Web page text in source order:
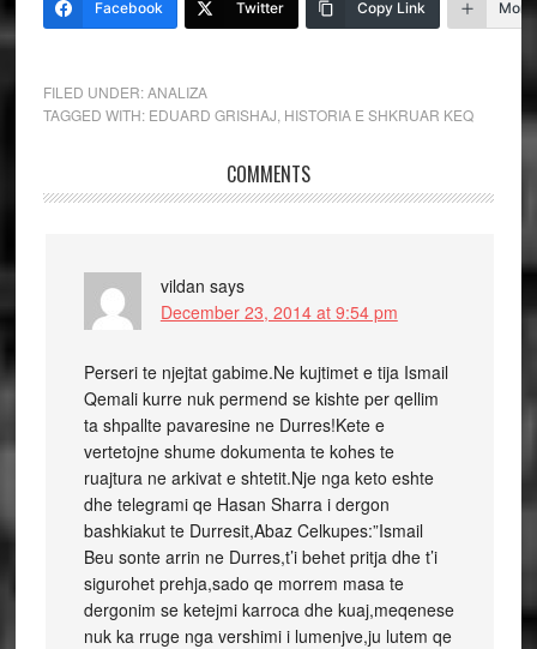
Facebook Twitter Copy Link More
FILED UNDER:ANALIZA
TAGGED WITH: EDUARD GRISHAJ HISTORIA E SHKRUAR KEQ
COMMENTS
vildan says
December 23, 2014 at 9:54 pm
Perseri te njejtat gabime.Ne kujtimet e tija Ismail
Qemali kurre nuk permend se kishte per qellim
ta shpallte pavaresine ne Durres!Kete e
vertetojne shume dokumenta te kohes te
ruajtura ne arkivat e shtetit.Nje nga keto eshte
dhe telegrami qe Hasan Sharra i dergon
bashkiakut te Durresit,Abaz Celkupes:”Ismail
Beu sonte arrin ne Durres,t’i behet pritja dhe t’i
sigurohet prehja,sado qe morrem masa te
dergonim se ketejmi karroca dhe kuaj,meqenese
nuk ka rruge nga vershimi i lumenjve,ju lutem qe